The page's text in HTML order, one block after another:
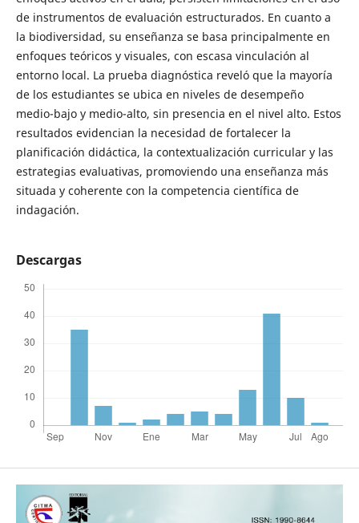
de instrumentos de evaluación estructurados. En cuanto a
la biodiversidad, su enseñanza se basa principalmente en
enfoques teóricos y visuales, con escasa vinculación al
entorno local. La prueba diagnóstica reveló que la mayoría
de los estudiantes se ubica en niveles de desempeño
medio-bajo y medio-alto, sin presencia en el nivel alto. Estos
resultados evidencian la necesidad de fortalecer la
planificación didáctica, la contextualización curricular y las
estrategias evaluativas, promoviendo una enseñanza más
situada y coherente con la competencia científica de
indagación.
Descargas